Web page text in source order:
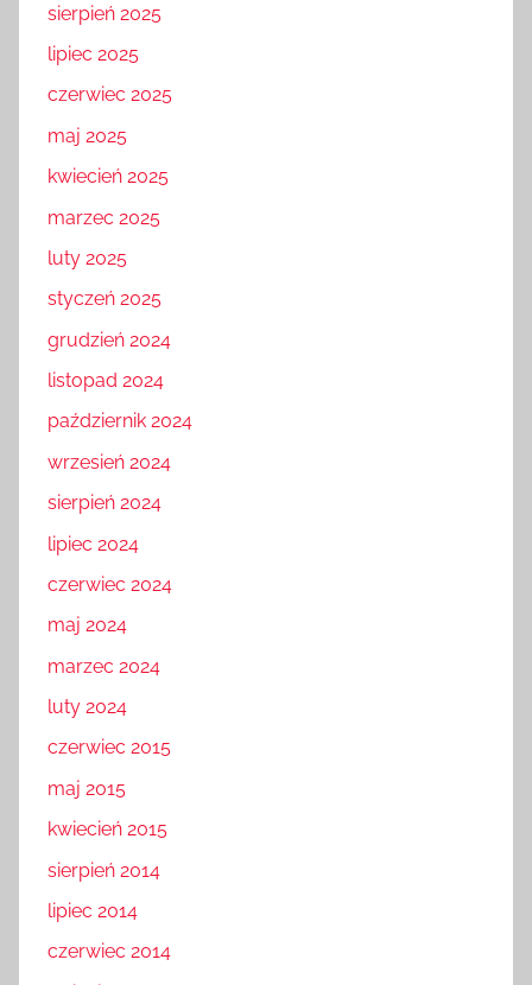
sierpień 2025
lipiec 2025
czerwiec 2025
maj 2025
kwiecień 2025
marzec 2025
luty 2025
styczeń 2025
grudzień 2024
listopad 2024
październik 2024
wrzesień 2024
sierpień 2024
lipiec 2024
czerwiec 2024
maj 2024
marzec 2024
luty 2024
czerwiec 2015
maj 2015
kwiecień 2015
sierpień 2014
lipiec 2014
czerwiec 2014